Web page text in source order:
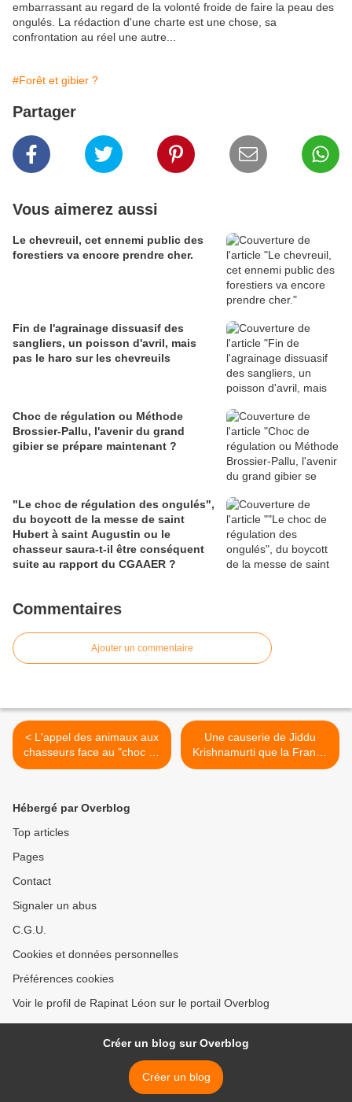
embarrassant au regard de la volonté froide de faire la peau des
ongulés. La rédaction d'une charte est une chose, sa
confrontation au réel une autre...
#Forêt et gibier ?
Partager
Vous aimerez aussi
Le chevreuil, cet ennemi public des
forestiers va encore prendre cher.
Fin de l'agrainage dissuasif des
sangliers, un poisson d'avril, mais
pas le haro sur les chevreuils
Choc de régulation ou Méthode
Brossier-Pallu, l'avenir du grand
gibier se prépare maintenant ?
"Le choc de régulation des ongulés",
du boycott de la messe de saint
Hubert à saint Augustin ou le
chasseur saura-t-il être conséquent
suite au rapport du CGAAER ?
Commentaires
Ajouter un commentaire
< L'appel des animaux aux
chasseurs face au "choc de
régulation" annoncé.
Une causerie de Jiddu
Krishnamurti que la France
des démagos ferait bien de
Hébergé par Overblog
Top articles
Pages
Contact
Signaler un abus
C.G.U.
Cookies et données personnelles
Préférences cookies
Voir le profil de Rapinat Léon sur le portail Overblog
Créer un blog sur Overblog
Créer un blog